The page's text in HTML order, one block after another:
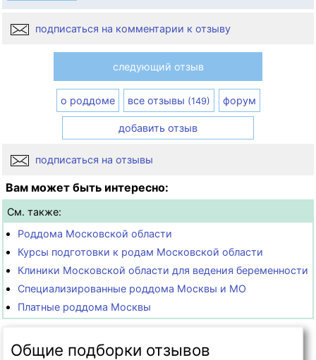
подписаться на комментарии к отзыву
следующий отзыв
о роддоме все отзывы (149) форум
добавить отзыв
подписаться на отзывы
Вам может быть интересно:
См. также:
Роддома Московской области
Курсы подготовки к родам Московской области
Клиники Московской области для ведения беременности
Специализированные роддома Москвы и МО
Платные роддома Москвы
Общие подборки отзывов